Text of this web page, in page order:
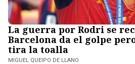
La guerra por Rodri se
Barcelona da el golpe
tira la toalla
MIGUEL QUEIPO DE LLANO